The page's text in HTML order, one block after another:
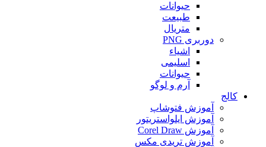
حیوانات
طبیعت
متریال
دوربری PNG
اشیاء
اسلیمی
حیوانات
آرم و لوگو
کالج
آموزش فتوشاپ
آموزش ایلواستریتور
آموزش Corel Draw
آموزش تریدی مکس